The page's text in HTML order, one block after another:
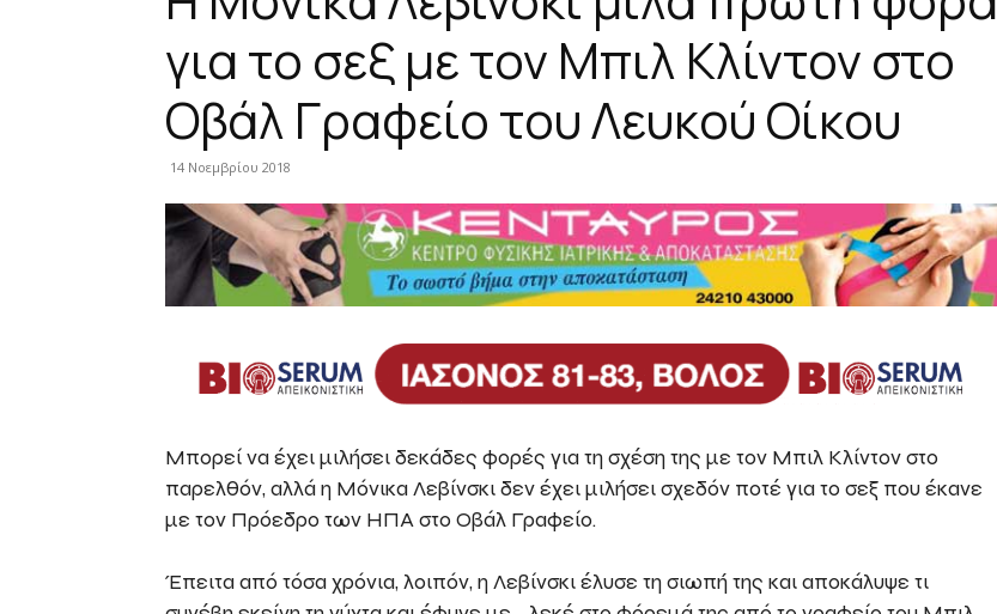
για το σεξ με τον Μπιλ Κλίντον στο
Οβάλ Γραφείο του Λευκού Οίκου
14 Νοεμβρίου 2018
Μπορεί να έχει μιλήσει δεκάδες φορές για τη σχέση της με τον Μπιλ Κλίντον στο
παρελθόν, αλλά η Μόνικα Λεβίνσκι δεν έχει μιλήσει σχεδόν ποτέ για το σεξ που έκανε
με τον Πρόεδρο των ΗΠΑ στο Οβάλ Γραφείο.
Έπειτα από τόσα χρόνια, λοιπόν, η Λεβίνσκι έλυσε τη σιωπή της και αποκάλυψε τι